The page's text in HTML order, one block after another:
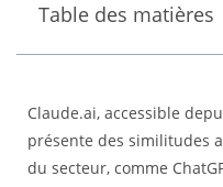
Table des matières
Claude.ai, accessible
présente des similitudes
du secteur, comme